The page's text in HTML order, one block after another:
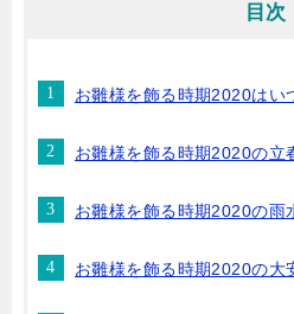
目次
お雛様を飾る時期2020はい
お雛様を飾る時期2020の立
お雛様を飾る時期2020の雨
お雛様を飾る時期2020の大